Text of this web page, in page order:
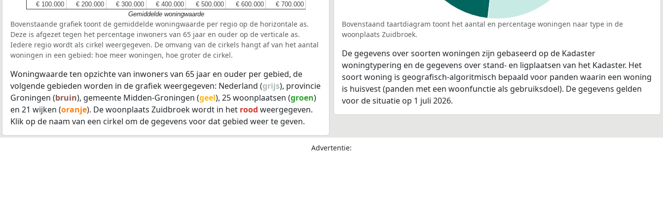
€ 100.000
€ 100.000 € 200.000
€ 200.000 € 300.000
€ 300.000 € 400.000
€ 400.000 € 500.000
€ 500.000 € 600.000
€ 600.000 € 700.000
€ 700.000
Gemiddelde woningwaarde
Bovenstaande grafiek toont de gemiddelde woningwaarde per regio op de horizontale as.
Deze is afgezet tegen het percentage inwoners van 65 jaar en ouder op de verticale as.
Iedere regio wordt als cirkel weergegeven. De omvang van de cirkels hangt af van het aantal
woningen in een gebied: hoe meer woningen, hoe groter de cirkel.
Woningwaarde ten opzichte van inwoners van 65 jaar en ouder per gebied, de
volgende gebieden worden in de grafiek weergegeven: Nederland (grijs), provincie
Groningen (bruin), gemeente Midden-Groningen (geel), 25 woonplaatsen (groen)
en 21 wijken (oranje). De woonplaats Zuidbroek wordt in het rood weergegeven.
Klik op de naam van een cirkel om de gegevens voor dat gebied weer te geven.
Bovenstaand taartdiagram toont het aantal en percentage woningen naar type in de
woonplaats Zuidbroek.
De gegevens over soorten woningen zijn gebaseerd op de Kadaster
woningtypering en de gegevens over stand- en ligplaatsen van het Kadaster. Het
soort woning is geografisch-algoritmisch bepaald voor panden waarin een woning
is huisvest (panden met een woonfunctie als gebruiksdoel). De gegevens gelden
voor de situatie op 1 juli 2026.
Advertentie: